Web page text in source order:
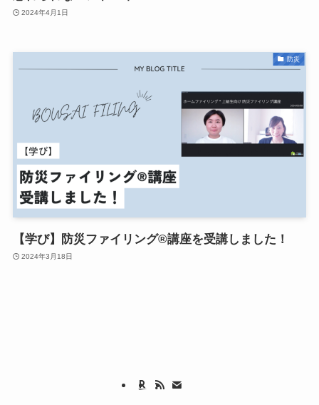
2024年4月1日
防災
【学び】防災ファイリング®講座を受講しました！
2024年3月18日